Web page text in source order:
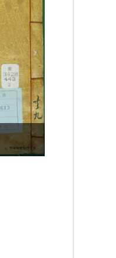
6 도롱뇽
7
건원중보
8
구례 연곡사 북 승탑
9 사단칠정
10 산유화